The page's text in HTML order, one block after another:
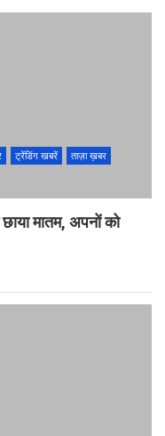
ट्रेंडिंग खबरें
ताज़ा ख़बर
मातम, अपनों को